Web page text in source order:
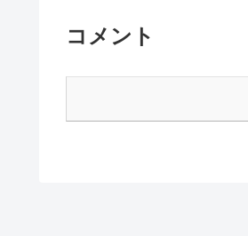
コメント